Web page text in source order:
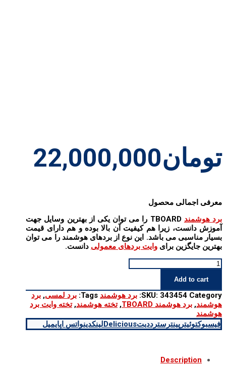
تومان22,000,000
معرفی اجمالی محصول
برد هوشمند
TBOARD را می توان یکی از بهترین وسایل جهت
آموزش دانست، زیرا هم کیفیت آن بالا بوده و هم دارای قیمت
بسیار مناسبی می باشد. این نوع از بردهای هوشمند را می توان
بهترین جایگزین برای وایت بردهای معمولی دانست.
برد
هوشمند
TBOARD
quantity
Add to cart
SKU: 343454 Category: برد هوشمند Tags: برد لمسی, برد
هوشمند, برد هوشمند TBOARD ,تخته هوشمند,تخته وایت برد
هوشمند
فیسبوکتوئیتر پینترسترددیتDeliciousلینکدینواتس اپایمیل
Description